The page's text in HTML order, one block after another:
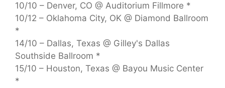
10/10 – Denver, CO @ Auditorium Fillmore *
10/12 – Oklahoma City, OK @ Diamond Ballroom
*
14/10 – Dallas, Texas @ Gilley's Dallas
Southside Ballroom *
15/10 – Houston, Texas @ Bayou Music Center
*